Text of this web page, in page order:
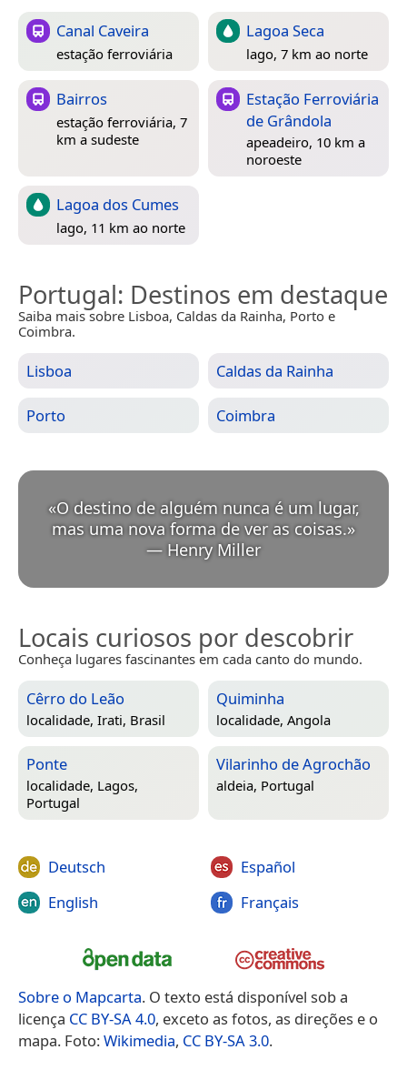
Canal Caveira
estação ferroviária
Lagoa Seca
lago, 7 km ao norte
Bairros
estação ferroviária, 7
km a sudeste
Estação Ferroviária
de Grândola
apeadeiro, 10 km a
noroeste
Lagoa dos Cumes
lago, 11 km ao norte
Portugal: Destinos em destaque
Saiba mais sobre Lisboa, Caldas da Rainha, Porto e
Coimbra.
Lisboa Caldas da Rainha
Porto Coimbra
«O destino de alguém nunca é um lugar,
mas uma nova forma de ver as coisas.
— Henry Miller
Locais curiosos por descobrir
Conheça lugares fascinantes em cada canto do mundo.
Cêrro do Leão
localidade, Irati, Brasil
Quiminha
localidade, Angola
Ponte
localidade, Lagos,
Portugal
Vilarinho de Agrochão
aldeia, Portugal
Deutsch
English
Español
Français
Sobre o Mapcarta. O texto está disponível sob a
licença CC BY-SA 4.0, exceto as fotos, as direções e o
mapa. Foto:Wikimedia, CC BY-SA 3.0.